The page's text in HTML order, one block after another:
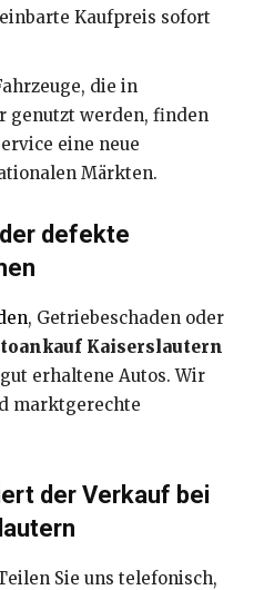
Kaufpreis sofort
die in
genutzt werden, finden
eine neue
Märkten.
defekte
, Getriebeschaden oder
Kaiserslautern
erhaltene Autos. Wir
marktgerechte
der Verkauf bei
Sie uns telefonisch,